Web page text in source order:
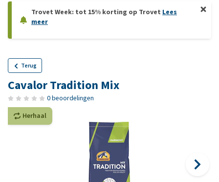
Trovet Week: tot 15% korting op Trovet Lees
meer
Terug
Cavalor Tradition Mix
0 beoordelingen
Herhaal